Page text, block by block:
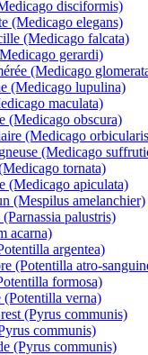
disciformis)
(Medicago elegans)
(Medicago falcata)
gerardi)
(Medicago
(Medicago lupulina)
maculata)
(Medicago obscura)
(Medicago
(Medicago
tornata)
(Medicago apiculata)
(Mespilus amelanchier)
palustris)
acarna)
argentea)
(Potentilla atro-
formosa)
(Potentilla verna)
(Pyrus communis)
communis)
(Pyrus communis)